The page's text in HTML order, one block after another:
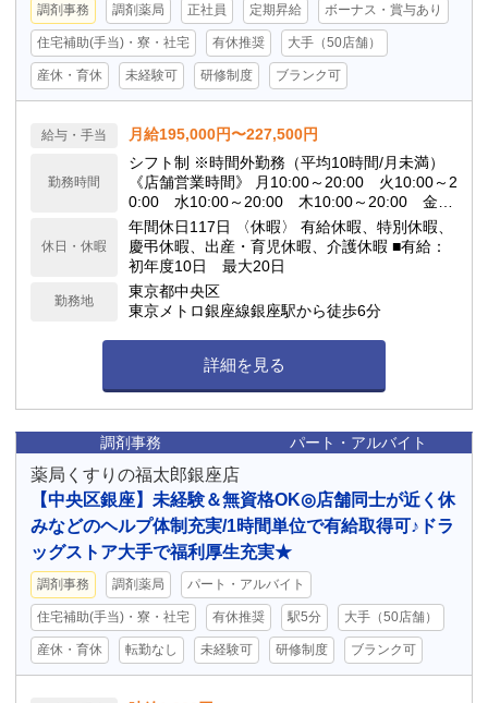
調剤事務 調剤薬局 正社員 定期昇給 ボーナス・賞与あり
住宅補助(手当)・寮・社宅 有休推奨 大手（50店舗）
産休・育休 未経験可 研修制度 ブランク可
給与・手当 月給195,000円〜227,500円
勤務時間
シフト制 ※時間外勤務（平均10時間/月未満）
《店舗営業時間》 月10:00～20:00 火10:00～2
0:00 水10:00～20:00 木10:00～20:00 金1
0:00～20:00 土10:00～18:00 日定休日
休日・休暇
年間休日117日 〈休暇〉 有給休暇、特別休暇、
慶弔休暇、出産・育児休暇、介護休暇 ■有給：
初年度10日 最大20日
勤務地
東京都中央区
東京メトロ銀座線銀座駅から徒歩6分
詳細を見る
調剤事務 パート・アルバイト
薬局くすりの福太郎銀座店
【中央区銀座】未経験＆無資格OK◎店舗同士が近く休
みなどのヘルプ体制充実/1時間単位で有給取得可♪ドラ
ッグストア大手で福利厚生充実★
調剤事務 調剤薬局 パート・アルバイト
住宅補助(手当)・寮・社宅 有休推奨 駅5分 大手（50店舗）
産休・育休 転勤なし 未経験可 研修制度 ブランク可